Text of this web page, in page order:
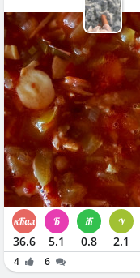
36.6 5.1 0.8 2.1
4 6